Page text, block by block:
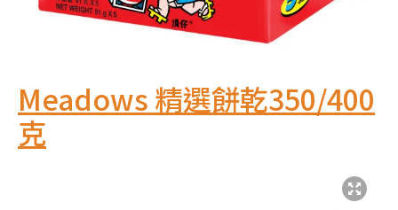
Meadows 精選餅乾350/400
克